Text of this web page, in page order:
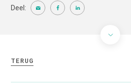
Deel:
TERUG